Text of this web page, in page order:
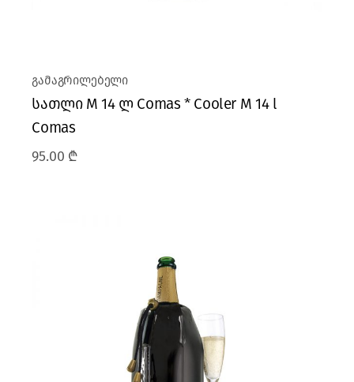
გამაგრილებელი
სათლი M 14 ლ Comas * Cooler M 14 l
Comas
95.00 ₾